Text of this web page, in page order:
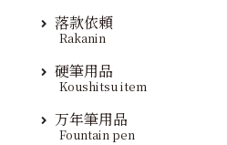
落款依頼
Rakanin
硬筆用品
Koushitsu item
万年筆用品
Fountain pen